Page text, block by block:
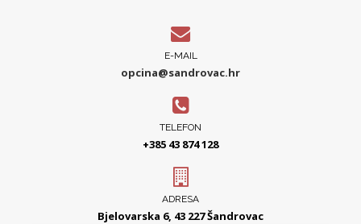
E-MAIL
opcina@sandrovac.hr
TELEFON
+385 43 874 128
ADRESA
Bjelovarska 6, 43 227 Šandrovac